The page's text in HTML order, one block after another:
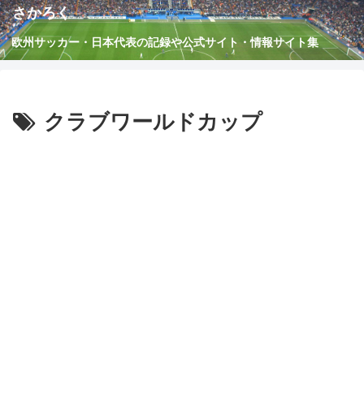
さかろく
欧州サッカー・日本代表の記録や公式サイト・情報サイト集
クラブワールドカップ